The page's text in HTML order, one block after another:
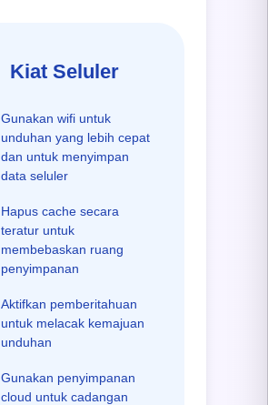
Kiat Seluler
Gunakan wifi untuk
unduhan yang lebih cepat
dan untuk menyimpan
data seluler
Hapus cache secara
teratur untuk
membebaskan ruang
penyimpanan
Aktifkan pemberitahuan
untuk melacak kemajuan
unduhan
Gunakan penyimpanan
cloud untuk cadangan